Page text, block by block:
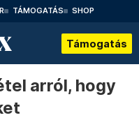
TÁMOGATÁS SHOP
Támogatás
arról, hogy